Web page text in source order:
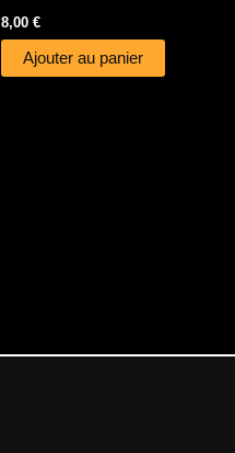
8,00 €
Ajouter au panier